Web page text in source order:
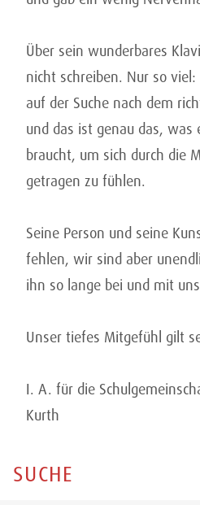
Über sein wunderbares
nicht schreiben. Nur so
auf der Suche nach dem
und das ist genau das, was
braucht, um sich durch die
getragen zu fühlen.
Seine Person und seine
fehlen, wir sind aber
ihn so lange bei und mit
Unser tiefes Mitgefühl gilt
I. A. für die
Kurth
SUCHE